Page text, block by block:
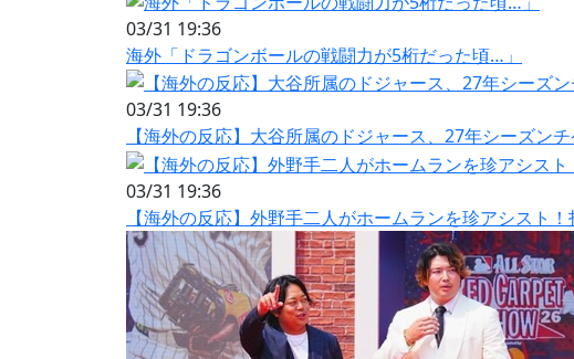
03/31 19:36
海外「ドラゴンボールの戦闘力が5桁だった頃…」
03/31 19:36
【海外の反応】大谷所属のドジャース、27年シーズン
03/31 19:36
【海外の反応】外野手二人がホームランを珍アシスト